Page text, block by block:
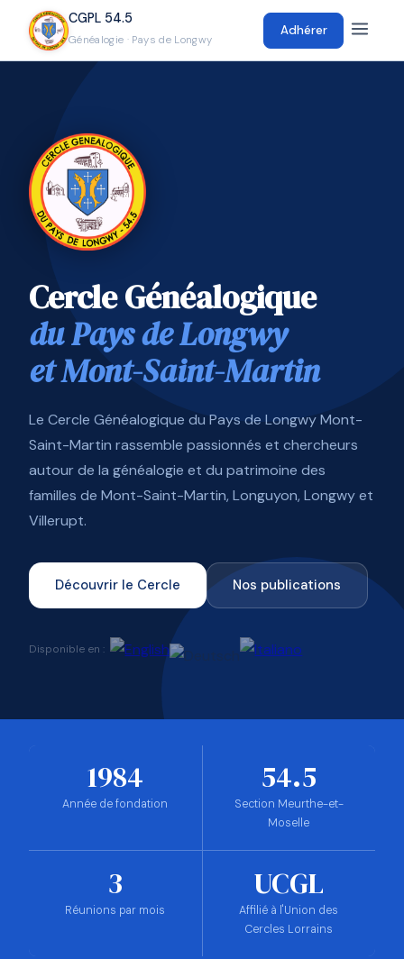
CGPL 54.5
Généalogie · Pays de Longwy
Adhérer
Cercle Généalogique
du Pays de Longwy
et Mont-Saint-Martin
Le Cercle Généalogique du Pays de Longwy Mont-
Saint-Martin rassemble passionnés et chercheurs
autour de la généalogie et du patrimoine des
familles de Mont-Saint-Martin, Longuyon, Longwy et
Villerupt.
Découvrir le Cercle Nos publications
Disponible en :
1984
Année de fondation
54.5
Section Meurthe-et-
Moselle
3
Réunions par mois
UCGL
Affilié à l'Union des
Cercles Lorrains